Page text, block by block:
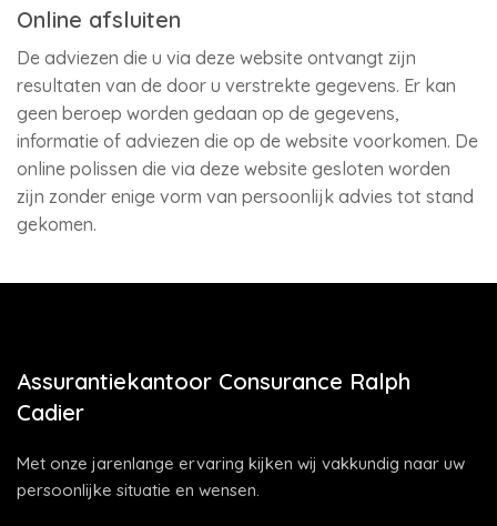
Online afsluiten
De adviezen die u via deze website ontvangt zijn
resultaten van de door u verstrekte gegevens. Er kan
geen beroep worden gedaan op de gegevens,
informatie of adviezen die op de website voorkomen. De
online polissen die via deze website gesloten worden
zijn zonder enige vorm van persoonlijk advies tot stand
gekomen.
Assurantiekantoor Consurance Ralph
Cadier
Met onze jarenlange ervaring kijken wij vakkundig naar uw
persoonlijke situatie en wensen.